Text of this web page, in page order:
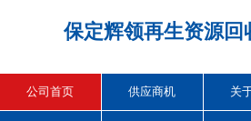
保定辉领再生资源回
公司首页 供应商机 关